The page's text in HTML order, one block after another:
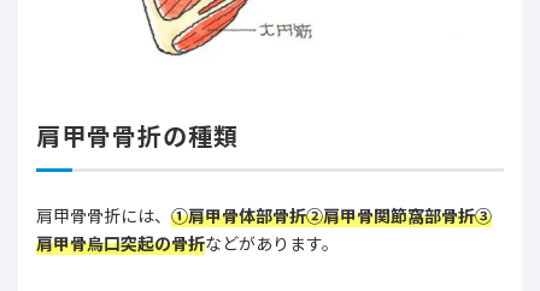
肩甲骨骨折の種類
肩甲骨骨折には、 ①肩甲骨体部骨折②肩甲骨関節窩部骨折③
肩甲骨烏口突起の骨折などがあります。